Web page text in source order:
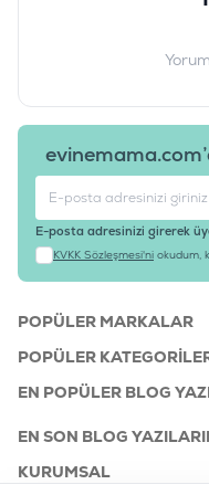
E-posta adresinizi girerek
KVKK Sözleşmesi'ni okudum,
POPÜLER MARKALAR
POPÜLER
EN POPÜLER BLOG
EN SON BLOG
KURUMSAL